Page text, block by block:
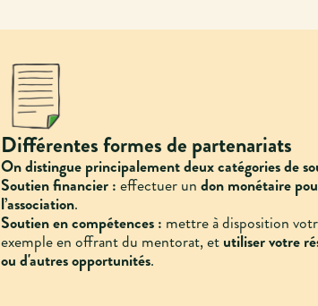
Différentes formes de partenariats
On distingue principalement deux catégories de
Soutien financier :effectuer undon monétaire
l’association.
Soutien en compétences : mettre à disposition
exemple en offrant du mentorat, etutiliser votre
ou d'autres opportunités.